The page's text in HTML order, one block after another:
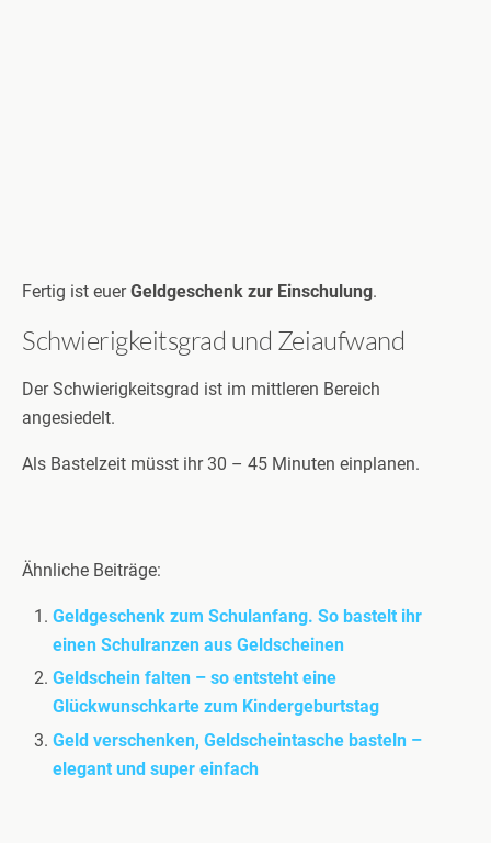
Fertig ist euerGeldgeschenk zur Einschulung.
Schwierigkeitsgrad und Zeiaufwand
Der Schwierigkeitsgrad ist im mittleren Bereich
angesiedelt.
Als Bastelzeit müsst ihr 30 – 45 Minuten einplanen.
Ähnliche Beiträge:
Geldgeschenk zum Schulanfang. So bastelt ihr
einen Schulranzen aus Geldscheinen
Geldschein falten – so entsteht eine
Glückwunschkarte zum Kindergeburtstag
Geld verschenken, Geldscheintasche basteln –
elegant und super einfach